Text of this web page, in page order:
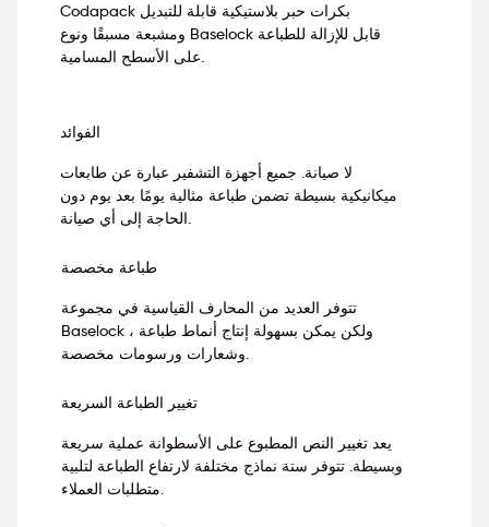
Codapack بكرات حبر بلاستيكية قابلة للتبديل
ومشبعة مسبقًا ونوع Baselock قابل للإزالة للطباعة
على الأسطح المسامية.
الفوائد
لا صيانة. جميع أجهزة التشفير عبارة عن طابعات
ميكانيكية بسيطة تضمن طباعة مثالية يومًا بعد يوم دون
الحاجة إلى أي صيانة.
طباعة مخصصة
تتوفر العديد من المحارف القياسية في مجموعة
Baselock ، ولكن يمكن بسهولة إنتاج أنماط طباعة
وشعارات ورسومات مخصصة.
تغيير الطباعة السريعة
يعد تغيير النص المطبوع على الأسطوانة عملية سريعة
وبسيطة. تتوفر ستة نماذج مختلفة لارتفاع الطباعة لتلبية
متطلبات العملاء.